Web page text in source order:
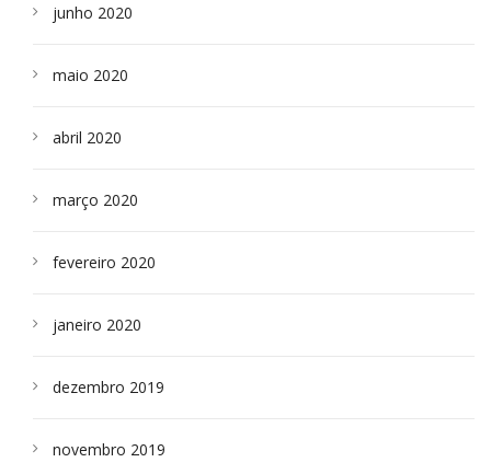
junho 2020
maio 2020
abril 2020
março 2020
fevereiro 2020
janeiro 2020
dezembro 2019
novembro 2019